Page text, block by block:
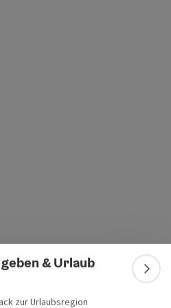
& Urlaub
zur Urlaubsregion